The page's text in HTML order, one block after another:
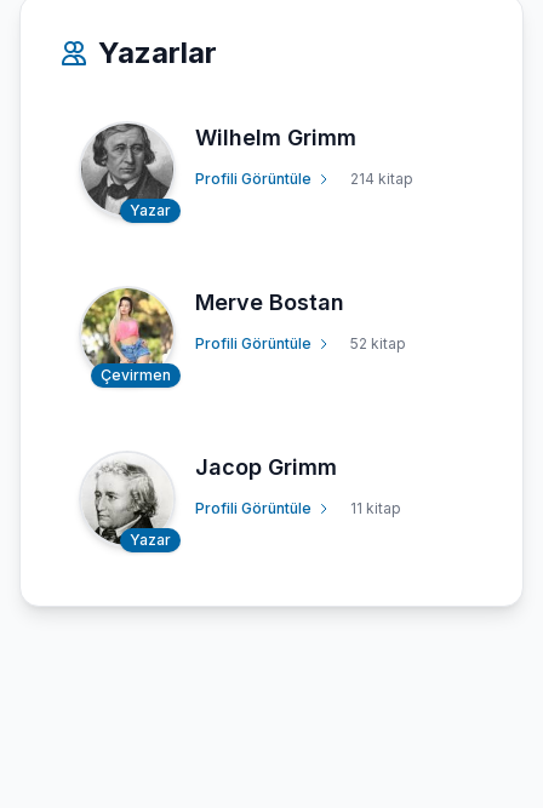
Yazarlar
Yazar
Wilhelm Grimm
Profili Görüntüle 214 kitap
Çevirmen
Merve Bostan
Profili Görüntüle 52 kitap
Yazar
Jacop Grimm
Profili Görüntüle 11 kitap